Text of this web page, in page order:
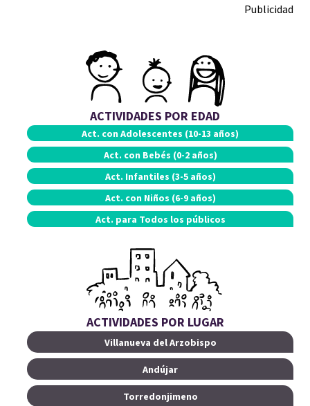
Publicidad
ACTIVIDADES POR EDAD
Act. con Adolescentes (10-13 años)
Act. con Bebés (0-2 años)
Act. Infantiles (3-5 años)
Act. con Niños (6-9 años)
Act. para Todos los públicos
ACTIVIDADES POR LUGAR
Villanueva del Arzobispo
Andújar
Torredonjimeno